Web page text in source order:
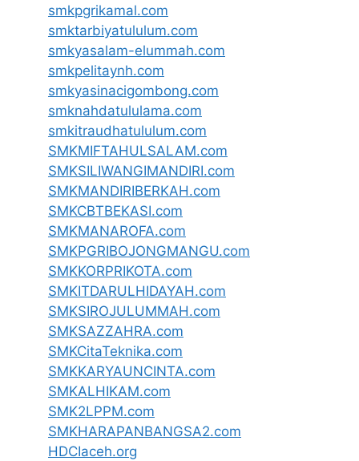
smkpgrikamal.com
smktarbiyatululum.com
smkyasalam-elummah.com
smkpelitaynh.com
smkyasinacigombong.com
smknahdatululama.com
smkitraudhatululum.com
SMKMIFTAHULSALAM.com
SMKSILIWANGIMANDIRI.com
SMKMANDIRIBERKAH.com
SMKCBTBEKASI.com
SMKMANAROFA.com
SMKPGRIBOJONGMANGU.com
SMKKORPRIKOTA.com
SMKITDARULHIDAYAH.com
SMKSIROJULUMMAH.com
SMKSAZZAHRA.com
SMKCitaTeknika.com
SMKKARYAUNCINTA.com
SMKALHIKAM.com
SMK2LPPM.com
SMKHARAPANBANGSA2.com
HDCIaceh.org